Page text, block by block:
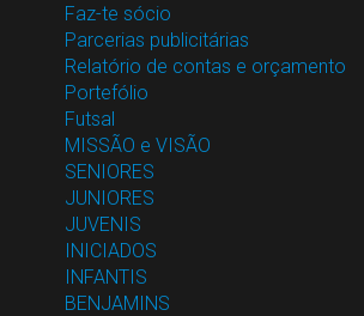
Faz-te sócio
Parcerias publicitárias
Relatório de contas e orçamento
Portefólio
Futsal
MISSÃO e VISÃO
SENIORES
JUNIORES
JUVENIS
INICIADOS
INFANTIS
BENJAMINS